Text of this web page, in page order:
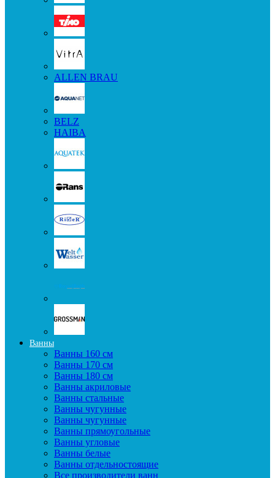
ALLEN BRAU
BELZ
HAIBA
Ванны
Ванны 160 см
Ванны 170 см
Ванны 180 см
Ванны акриловые
Ванны стальные
Ванны чугунные
Ванны чугунные
Ванны прямоугольные
Ванны угловые
Ванны белые
Ванны отдельностоящие
Все производители ванн